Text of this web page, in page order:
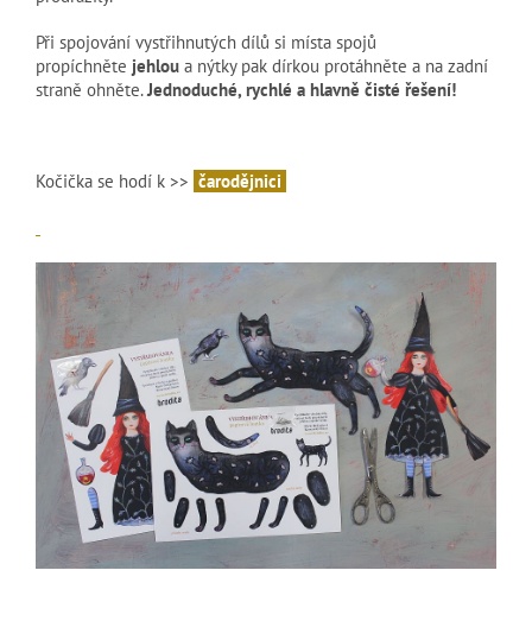
Při spojování vystřihnutých dílů si místa spojů
propíchněte jehlou a nýtky pak dírkou protáhněte a na zadní
straně ohněte.Jednoduché, rychlé a hlavně čisté řešení!
Kočička se hodí k >> čarodějnici